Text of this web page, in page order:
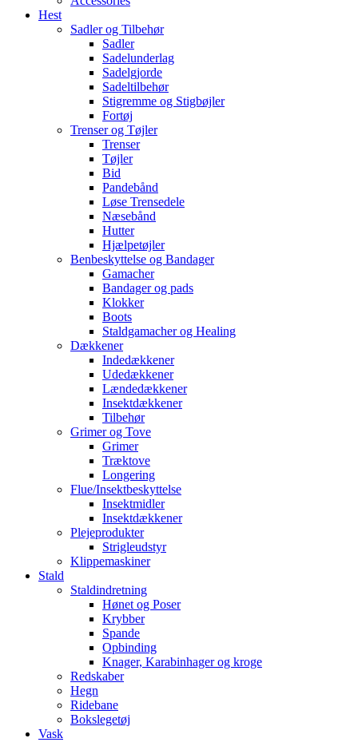
Hest
Sadler og Tilbehør
Sadler
Sadelunderlag
Sadelgjorde
Sadeltilbehør
Stigremme og Stigbøjler
Fortøj
Trenser og Tøjler
Trenser
Tøjler
Bid
Pandebånd
Løse Trensedele
Næsebånd
Hutter
Hjælpetøjler
Benbeskyttelse og Bandager
Gamacher
Bandager og pads
Klokker
Boots
Staldgamacher og Healing
Dækkener
Indedækkener
Udedækkener
Lændedækkener
Insektdækkener
Tilbehør
Grimer og Tove
Grimer
Træktove
Longering
Flue/Insektbeskyttelse
Insektmidler
Insektdækkener
Plejeprodukter
Strigleudstyr
Klippemaskiner
Stald
Staldindretning
Hønet og Poser
Krybber
Spande
Opbinding
Knager, Karabinhager og kroge
Redskaber
Hegn
Ridebane
Bokslegetøj
Vask